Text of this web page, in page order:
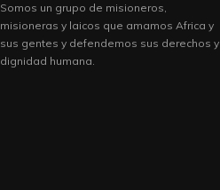
Somos un grupo de misioneros,
misioneras y laicos que amamos Africa y
sus gentes y defendemos sus derechos y
dignidad humana.